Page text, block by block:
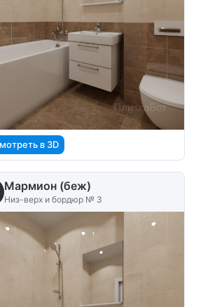
в 3D
Мармион (беж)
Низ-верх и бордюр № 3